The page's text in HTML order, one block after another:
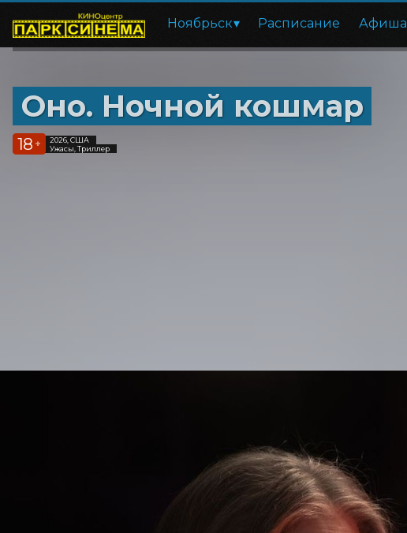
Ноябрьск Расписание Афиша
Оно. Ночной кошмар
18 +
2026, США
Ужасы, Триллер